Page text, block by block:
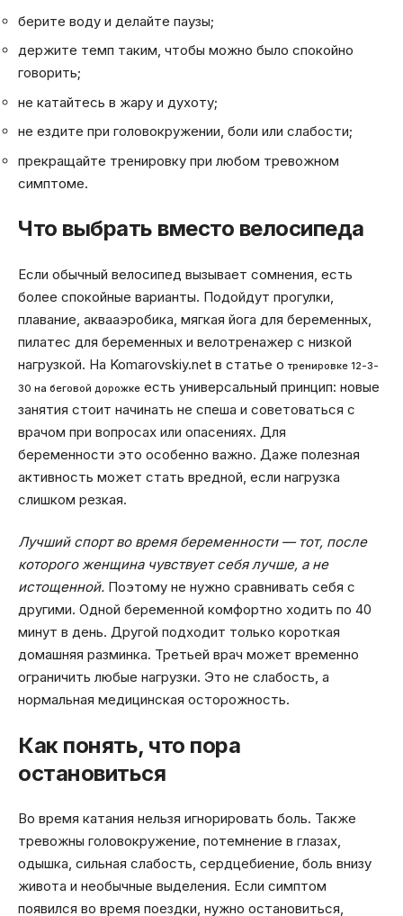
берите воду и делайте паузы;
держите темп таким, чтобы можно было спокойно
говорить;
не катайтесь в жару и духоту;
не ездите при головокружении, боли или слабости;
прекращайте тренировку при любом тревожном
симптоме.
Что выбрать вместо велосипеда
Если обычный велосипед вызывает сомнения, есть
более спокойные варианты. Подойдут прогулки,
плавание, аквааэробика, мягкая йога для беременных,
пилатес для беременных и велотренажер с низкой
нагрузкой. На Komarovskiy.net в статье отренировке 12-3-
30 на беговой дорожке есть универсальный принцип: новые
занятия стоит начинать не спеша и советоваться с
врачом при вопросах или опасениях. Для
беременности это особенно важно. Даже полезная
активность может стать вредной, если нагрузка
слишком резкая.
Лучший спорт во время беременности — тот, после
которого женщина чувствует себя лучше, а не
истощенной. Поэтому не нужно сравнивать себя с
другими. Одной беременной комфортно ходить по 40
минут в день. Другой подходит только короткая
домашняя разминка. Третьей врач может временно
ограничить любые нагрузки. Это не слабость, а
нормальная медицинская осторожность.
Как понять, что пора
остановиться
Во время катания нельзя игнорировать боль. Также
тревожны головокружение, потемнение в глазах,
одышка, сильная слабость, сердцебиение, боль внизу
живота и необычные выделения. Если симптом
появился во время поездки, нужно остановиться,